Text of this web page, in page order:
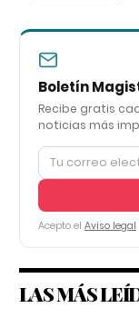
Boletín
Recibe gratis
noticias más
Acepto el Aviso legal
LAS MÁS